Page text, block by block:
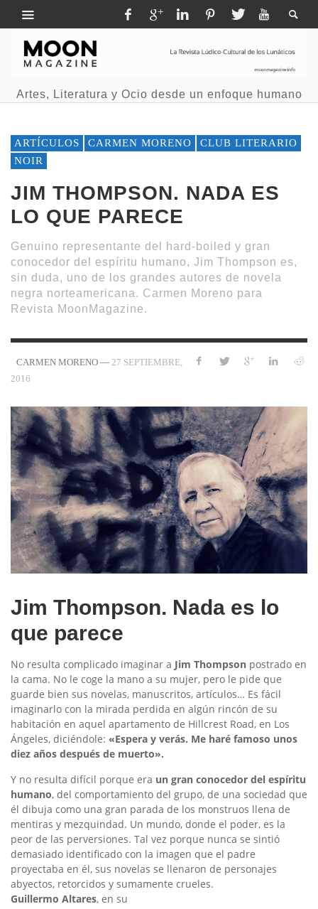
Artes, Literatura y Ocio desde un enfoque humano
ARTÍCULOS CARMEN MORENO
CLUB LITERARIO
NOIR
JIM THOMPSON. NADA ES
LO QUE PARECE
Genuino representante del hard-boiled y gran
conocedor del espíritu humano, Jim Thompson es,
sin duda, uno de los grandes autores de novela
negra norteamericana. Carmen Moreno para
Revista MoonMagazine.
CARMEN MORENO — 27 SEPTIEMBRE,
2016
Jim Thompson. Nada es lo
que parece
No resulta complicado imaginar a Jim Thompson postrado en
la cama. No le coge la mano a su mujer, pero le pide que
guarde bien sus novelas, manuscritos, artículos… Es fácil
imaginarlo con la mirada perdida en algún rincón de su
habitación en aquel apartamento de Hillcrest Road, en Los
Ángeles, diciéndole: «Espera y verás. Me haré famoso unos
diez años después de muerto».
Y no resulta difícil porque era un gran conocedor del espíritu
humano, del comportamiento del grupo, de una sociedad que
él dibuja como una gran parada de los monstruos llena de
mentiras y mezquindad. Un mundo, donde el poder, es la
peor de las perversiones. Tal vez porque nunca se sintió
demasiado identificado con la imagen que el padre
proyectaba en él, sus novelas se llenaron de personajes
abyectos, retorcidos y sumamente crueles.
Guillermo Altares, en su